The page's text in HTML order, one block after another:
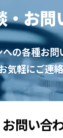
・お問
の各種お問
気軽にご連
お問い合